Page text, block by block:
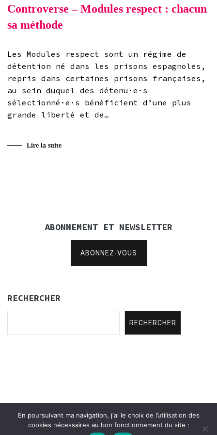
Controverse – Modules respect : chacun
sa méthode
Les Modules respect sont un régime de
détention né dans les prisons espagnoles,
repris dans certaines prisons françaises,
au sein duquel des détenu·e·s
sélectionné·e·s bénéficient d’une plus
grande liberté et de…
Lire la suite
ABONNEMENT ET NEWSLETTER
ABONNEZ-VOUS
RECHERCHER
RECHERCHER
Copyright © 2021 Concertina Rencontres .
En poursuivant ma navigation, j'ai le choix de l’utilisation des
cookies nécessaires au bon fonctionnement du site :